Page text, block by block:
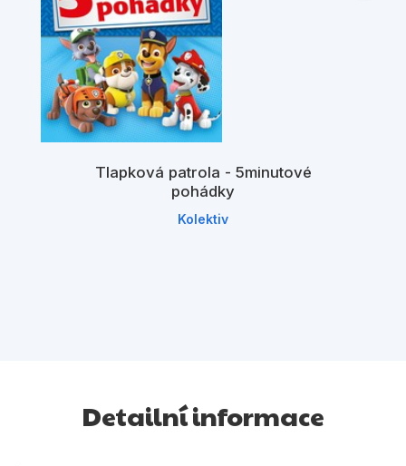
Tlapková patrola - 5minutové
pohádky
Kolektiv
Detailní informace